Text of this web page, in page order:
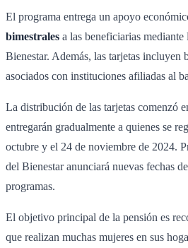
El programa entrega un apoyo
bimestrales a las beneficiarias
Bienestar. Además, las tarjetas incluyen
asociados con instituciones afiliadas al
La distribución de las tarjetas comenzó
entregarán gradualmente a quienes se
octubre y el 24 de noviembre de 2024.
del Bienestar anunciará nuevas fechas
programas.
El objetivo principal de la pensión es
que realizan muchas mujeres en sus